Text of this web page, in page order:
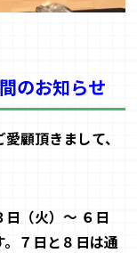
のお知らせ
顧頂きまして、
（火）～ ６ 日
７ 日と８日は通